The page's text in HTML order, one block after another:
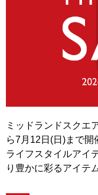
お知らせ
ビアガーデ
アトリウム
ミッドラン
ミッドラン
ミッドラン
こだわりの
半券de得シ
ス
大人のブライ
Web MyStory
ミッドラン
ショップ＆
ショップ＆
ショップ&
ミッドラン
スカイプロム
スカイホー
ミッドラン
公共交通機
車でお越し
空港からお
自転車でお
パブリック
ミッドランドスクエ
ら7月12日(日)まで開
ライフスタイルアイ
り豊かに彩るアイテ